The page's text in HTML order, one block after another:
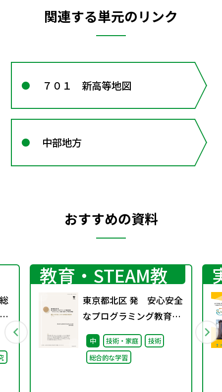
関連する単元のリンク
７０１ 新高等地図
中部地方
おすすめの資料
教育・STEAM教
育
東京都北区 発 安心安全
なプログラミング教育環
境「きたらっち」の取り
組みと今後の展望
03 中学校における授業
中 技術・家庭
技術
総合的な学習